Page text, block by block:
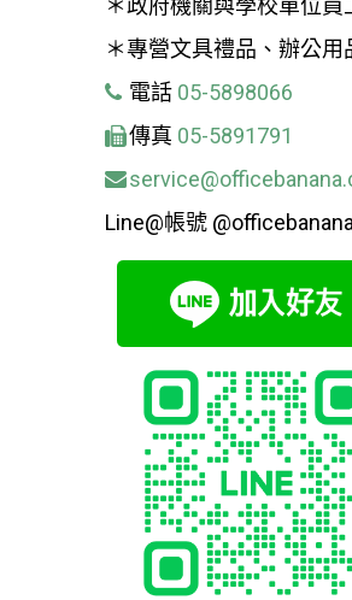
＊政府機關與學校單位員
＊專營文具禮品、辦公用
電話 05-5898066
傳真 05-5891791
Line@帳號 @officebanana